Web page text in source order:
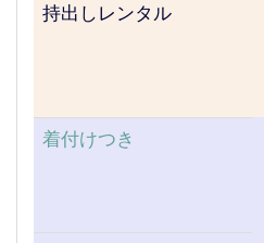
持出しレンタル
着付けつき